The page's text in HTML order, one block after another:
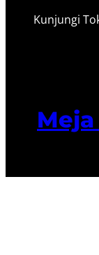
Kunjungi